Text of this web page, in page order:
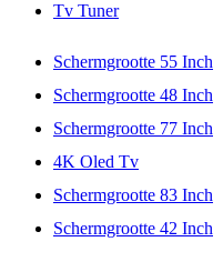
Tv Tuner
Schermgrootte 55 Inch
Schermgrootte 48 Inch
Schermgrootte 77 Inch
4K Oled Tv
Schermgrootte 83 Inch
Schermgrootte 42 Inch